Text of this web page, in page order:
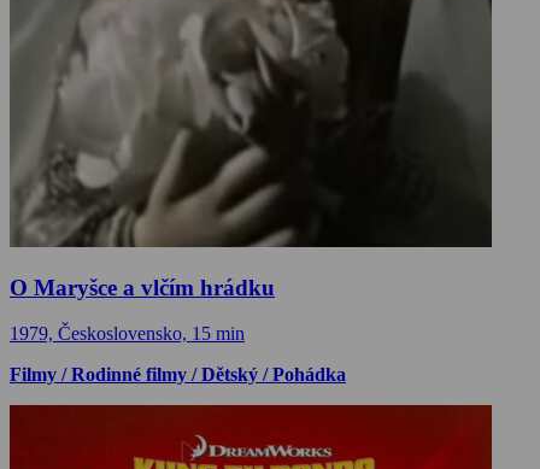
O Maryšce a vlčím hrádku
1979, Československo, 15 min
Filmy / Rodinné filmy / Dětský / Pohádka